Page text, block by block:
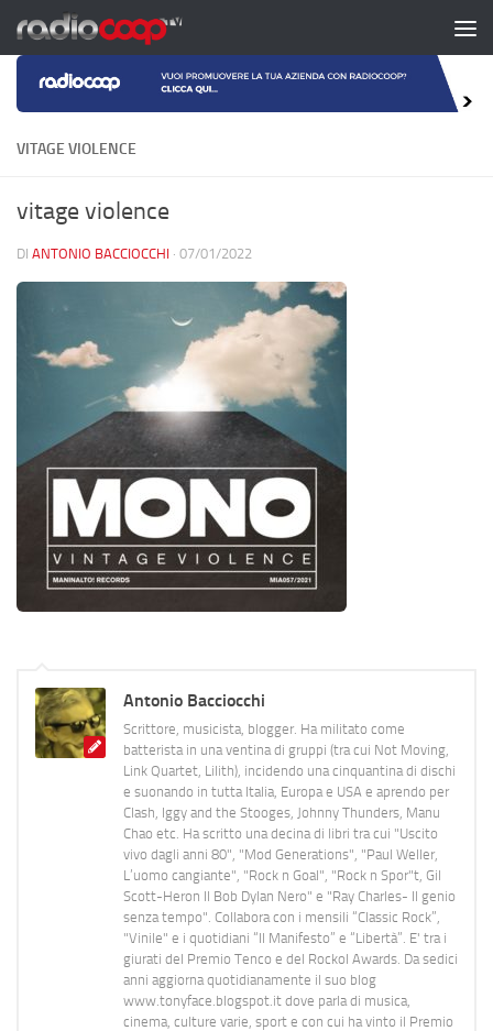
Salta al contenuto
VITAGE VIOLENCE
vitage violence
DI ANTONIO BACCIOCCHI · 07/01/2022
Antonio Bacciocchi
Scrittore, musicista, blogger. Ha militato come
batterista in una ventina di gruppi (tra cui Not Moving,
Link Quartet, Lilith), incidendo una cinquantina di dischi
e suonando in tutta Italia, Europa e USA e aprendo per
Clash, Iggy and the Stooges, Johnny Thunders, Manu
Chao etc. Ha scritto una decina di libri tra cui "Uscito
vivo dagli anni 80", "Mod Generations", "Paul Weller,
L’uomo cangiante", "Rock n Goal", "Rock n Spor"t, Gil
Scott-Heron Il Bob Dylan Nero" e "Ray Charles- Il genio
senza tempo". Collabora con i mensili “Classic Rock”,
"Vinile" e i quotidiani “Il Manifesto” e “Libertà”. E' tra i
giurati del Premio Tenco e del Rockol Awards. Da sedici
anni aggiorna quotidianamente il suo blog
www.tonyface.blogspot.it dove parla di musica,
cinema, culture varie, sport e con cui ha vinto il Premio